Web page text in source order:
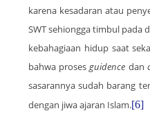
karena kesadaran atau
SWT sehiongga timbul pada
kebahagiaan hidup saat
bahwa prosesguidence dan
sasarannya sudah barang
dengan jiwa ajaran Islam.[6]